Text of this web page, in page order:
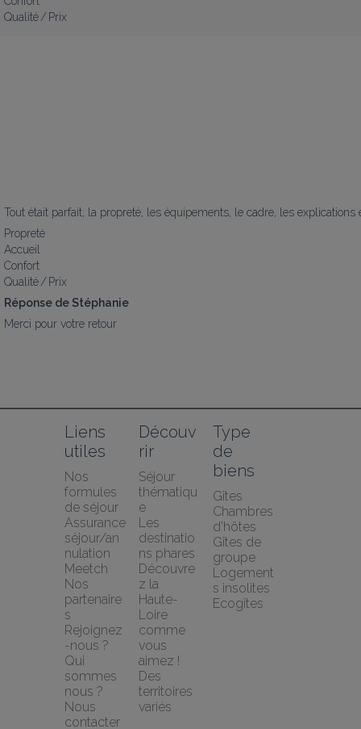
Qualité / Prix
Tout était parfait, la propreté, les équipements, le cadre, les explications
Propreté
Accueil
Confort
Qualité / Prix
Réponse de Stéphanie
Merci pour votre retour
Liens
utiles
Nos
formules
de séjour
Assurance
séjour/an
nulation
Meetch
Nos
partenaire
s
Rejoignez
-nous ?
Qui
sommes
nous ?
Nous
contacter
Découv
rir
Séjour
thématiqu
e
Les
destinatio
ns phares
Découvre
z la
Haute-
Loire
comme
vous
aimez !
Des
territoires
variés
Type
de
biens
Gîtes
Chambres
d'hôtes
Gîtes de
groupe
Logement
s insolites
Ecogîtes